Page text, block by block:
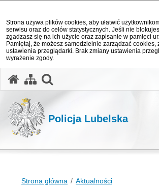
Strona używa plików cookies, aby ułatwić
serwisu oraz do celów statystycznych. Jeśli nie
zgadzasz się na ich użycie oraz zapisanie w pamięci
Pamiętaj, że możesz samodzielnie zarządzać cookies,
ustawienia przeglądarki. Brak zmiany ustawienia
wyrażenie zgody.
Policja Lubelska
Strona główna Aktualności